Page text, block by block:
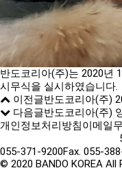
반도코리아(주)는 2020년
시무식을 실시하였습니다.
이전글반도코리아(주)
다음글반도코리아(주)
개인정보처리방침이메일
055-371-9200Fax. 055-
© 2020 BANDO KOREA All